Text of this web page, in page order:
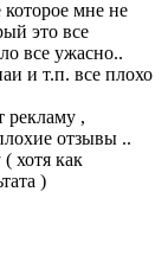
мне не
это все
все ужасно..
и т.п. все плохо
рекламу ,
отзывы ..
хотя как
)